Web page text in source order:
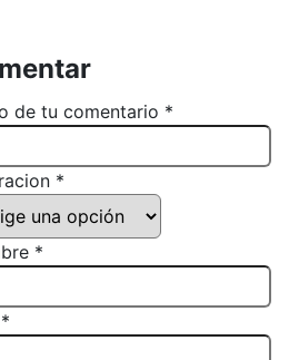
de tu comentario *
*
*